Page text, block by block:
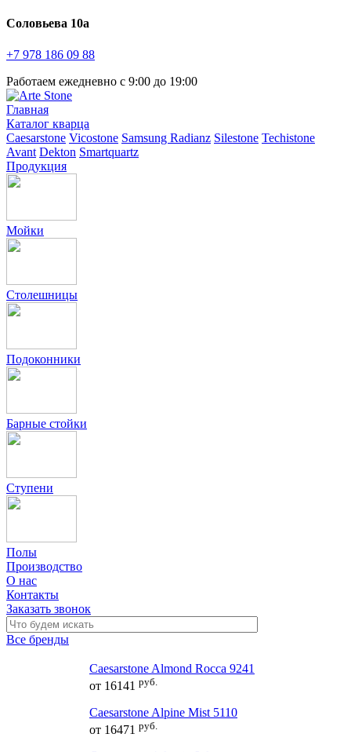
Соловьева 10а
+7 978 186 09 88
Работаем ежедневно с 9:00 до 19:00
Главная
Каталог кварца
Caesarstone Vicostone Samsung Radianz Silestone Techistone
Avant Dekton Smartquartz
Продукция
Мойки
Столешницы
Подоконники
Барные стойки
Ступени
Полы
Производство
О нас
Контакты
Заказать звонок
Все бренды
Caesarstone Almond Rocca 9241
от 16141 руб.
Caesarstone Alpine Mist 5110
от 16471 руб.